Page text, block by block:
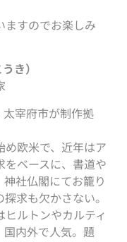
ますのでお楽しみ
き）
宰府市が制作拠
欧米で、近年はア
ベースに、書道や
社仏閣にてお籠り
求も欠かさない。
ルトンやカルティ
内外で人気。題